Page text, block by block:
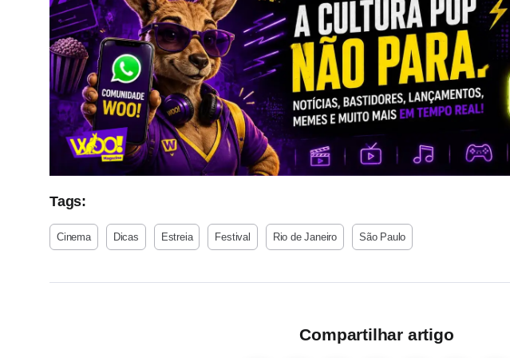
Tags:
Cinema Dicas Estreia Festival Rio de Janeiro São Paulo
Compartilhar artigo